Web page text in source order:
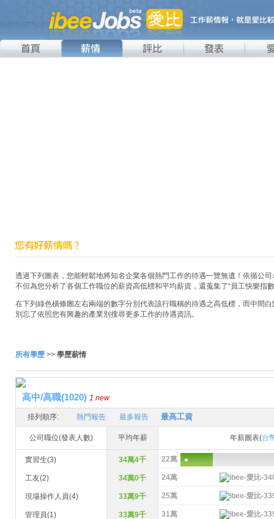
透過下列圖表，您能輕鬆地將知名企業各個熱門工作的待遇一覽無遺！依循公
不但為您分析了各個工作職位的薪資高低標和平均薪資，還蒐集了“員工快樂指
在下列綠色橫條圖左右兩端的數字分別代表該行職稱的待遇之高低標，而中間
別忘了依照您有興趣的產業別搜尋更多工作的待遇資訊。
所有學歷 >> 學歷薪情
高中/高職(1020) 1 new
排列順序: 熱門報告 最多報告 最高工資
公司職位(發表人數) 平均年薪 年薪圖表(台
實習生(3) 34萬4千 22萬
工友(2) 34萬0千 24萬
現場操作人員(4) 33萬9千 25萬
管理員(1) 33萬9千 31萬